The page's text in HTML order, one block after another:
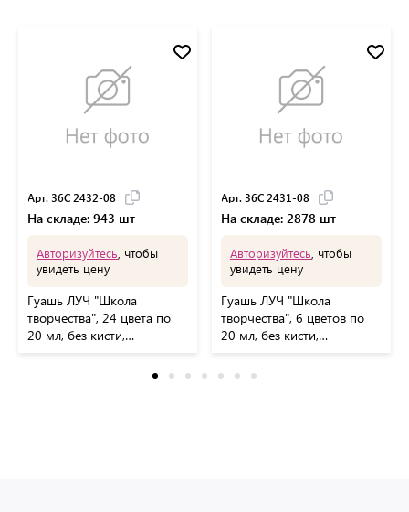
Арт. 36С 2432-08
На складе: 943 шт
Авторизуйтесь , чтобы
увидеть цену
Гуашь ЛУЧ "Школа
творчества", 24 цвета по
20 мл, без кисти,
Арт. 36С 2431-08
На складе: 2878 шт
Авторизуйтесь , чтобы
увидеть цену
Гуашь ЛУЧ "Школа
творчества", 6 цветов по
20 мл, без кисти,
2431-08